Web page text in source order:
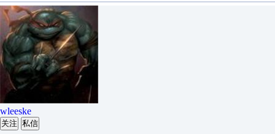
wleeske
关注 私信